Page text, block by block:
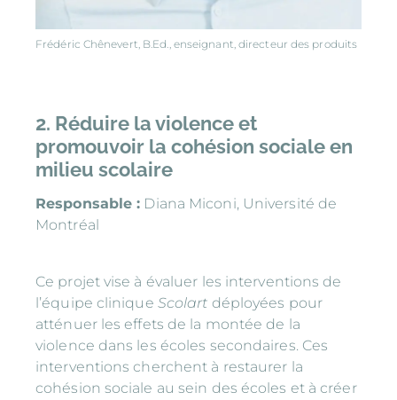
Frédéric Chênevert, B.Ed., enseignant, directeur des produits
2. Réduire la violence et
promouvoir la cohésion sociale en
milieu scolaire
Responsable : Diana Miconi, Université de
Montréal
Ce projet vise à évaluer les interventions de
l’équipe clinique Scolart déployées pour
atténuer les effets de la montée de la
violence dans les écoles secondaires. Ces
interventions cherchent à restaurer la
cohésion sociale au sein des écoles et à créer